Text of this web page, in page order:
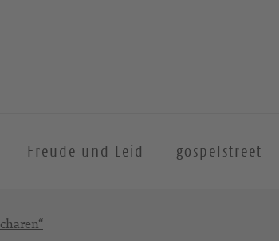
Freude und Leid gospelstreet